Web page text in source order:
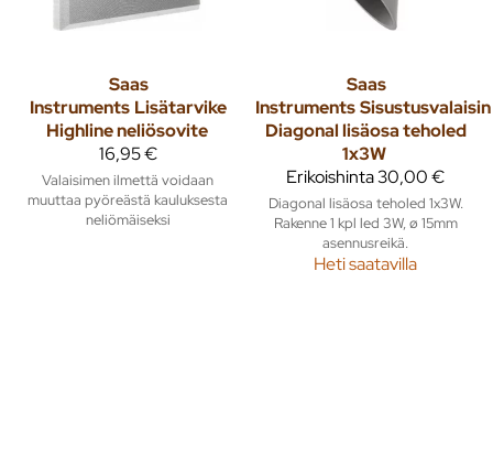
Saas
Instruments Lisätarvike
Highline neliösovite
16,95 €
Valaisimen ilmettä voidaan
muuttaa pyöreästä kauluksesta
neliömäiseksi
Saas
InstrumentsSisustusvalaisin
Diagonal lisäosa teholed
1x3W
Erikoishinta30,00 €
Diagonal lisäosa teholed 1x3W.
Rakenne 1 kpl led 3W, ø 15mm
asennusreikä.
Heti saatavilla